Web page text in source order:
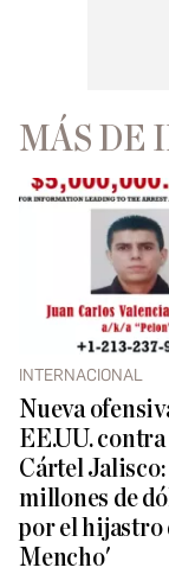
MÁS DE
INTERNACIONAL
Nueva
EE.UU.
Cártel Jalisco:
millones de
por el hijastro
Mencho'